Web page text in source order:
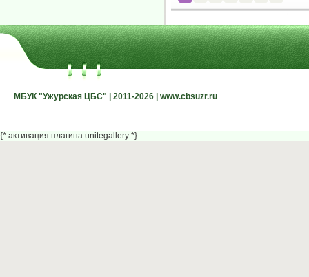
МБУК "Ужурская ЦБС" | 2011-2026 | www.cbsuzr.ru
МБУК "Ужурская ЦБС" | 2011-2026 | www.cbsuzr.ru
{* активация плагина unitegallery *}